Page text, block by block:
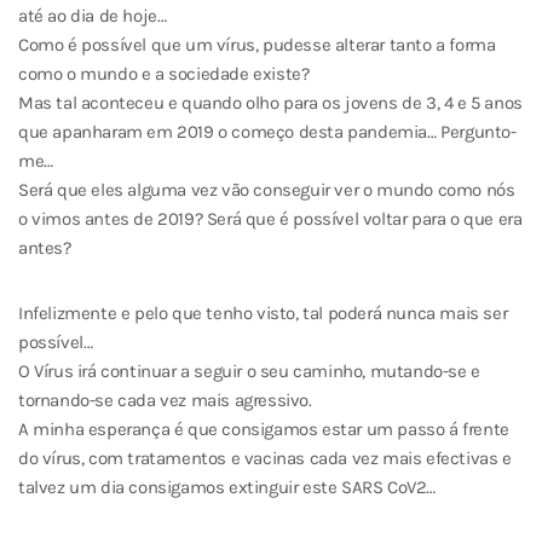
até ao dia de hoje…
Como é possível que um vírus, pudesse alterar tanto a forma
como o mundo e a sociedade existe?
Mas tal aconteceu e quando olho para os jovens de 3, 4 e 5 anos
que apanharam em 2019 o começo desta pandemia… Pergunto-
me…
Será que eles alguma vez vão conseguir ver o mundo como nós
o vimos antes de 2019? Será que é possível voltar para o que era
antes?
Infelizmente e pelo que tenho visto, tal poderá nunca mais ser
possível…
O Vírus irá continuar a seguir o seu caminho, mutando-se e
tornando-se cada vez mais agressivo.
A minha esperança é que consigamos estar um passo á frente
do vírus, com tratamentos e vacinas cada vez mais efectivas e
talvez um dia consigamos extinguir este SARS CoV2…